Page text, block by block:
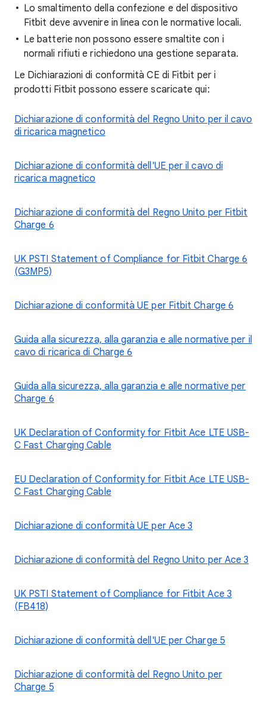
Lo smaltimento della confezione e del dispositivo
Fitbit deve avvenire in linea con le normative locali.
Le batterie non possono essere smaltite con i
normali rifiuti e richiedono una gestione separata.
Le Dichiarazioni di conformità CE di Fitbit per i
prodotti Fitbit possono essere scaricate qui:
Dichiarazione di conformità del Regno Unito per il cavo
di ricarica magnetico
Dichiarazione di conformità dell'UE per il cavo di
ricarica magnetico
Dichiarazione di conformità del Regno Unito per Fitbit
Charge 6
UK PSTI Statement of Compliance for Fitbit Charge 6
(G3MP5)
Dichiarazione di conformità UE per Fitbit Charge 6
Guida alla sicurezza, alla garanzia e alle normative per il
cavo di ricarica di Charge 6
Guida alla sicurezza, alla garanzia e alle normative per
Charge 6
UK Declaration of Conformity for Fitbit Ace LTE USB-
C Fast Charging Cable
EU Declaration of Conformity for Fitbit Ace LTE USB-
C Fast Charging Cable
Dichiarazione di conformità UE per Ace 3
Dichiarazione di conformità del Regno Unito per Ace 3
UK PSTI Statement of Compliance for Fitbit Ace 3
(FB418)
Dichiarazione di conformità dell'UE per Charge 5
Dichiarazione di conformità del Regno Unito per
Charge 5